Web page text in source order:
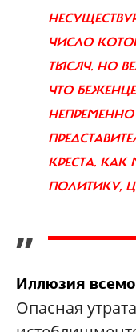
ЧИСЛО
ТЫСЯЧ. НО
ЧТО
КРЕСТА.
ПОЛИТИКУ,
”
Иллюзия
Опасная